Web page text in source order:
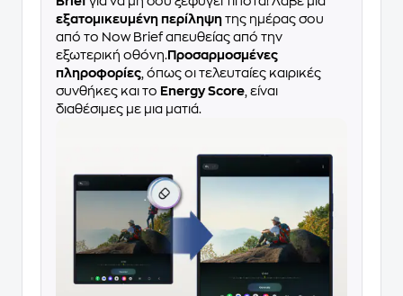
εξατομικευμένη περίληψη της ημέρας σου
από το Now Brief απευθείας από την
εξωτερική οθόνη. Προσαρμοσμένες
πληροφορίες , όπως οι τελευταίες καιρικές
συνθήκες και το Energy Score , είναι
διαθέσιμες με μια ματιά.